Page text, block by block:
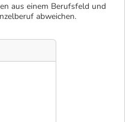
aus einem Berufsfeld und
abweichen.